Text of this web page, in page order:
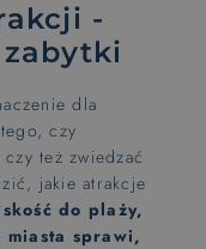
-
dla
czy
też zwiedzać
jakie atrakcje
do plaży,
miasta sprawi,